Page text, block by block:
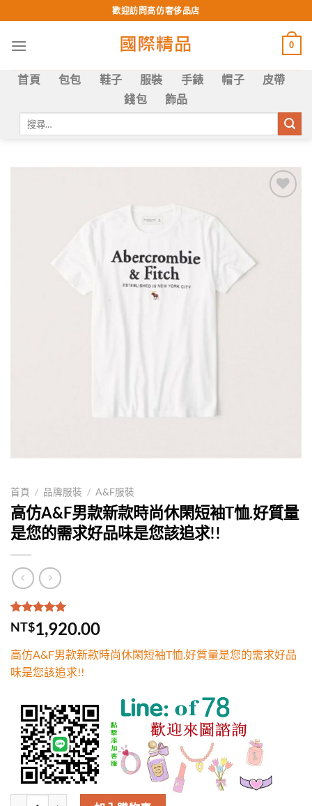
to
content
歡迎訪問高仿奢侈品店
0
首頁 包包 鞋子 服裝 手錶 帽子
皮帶
錢包
飾品
首頁 / 品牌服裝 / A&F服裝
高仿A&F男款新款時尚休閑短袖T恤.好質量
是您的需求好品味是您該追求!!
評分5.00/
5，已有
1
位
分
NT$1,920.00
高仿A&F男款新款時尚休閑短袖T恤.好質量是您的需求好品
味是您該追求!!
高仿A&F男款新款時尚休閑短袖T恤.好質量是您的需求好品味是您該